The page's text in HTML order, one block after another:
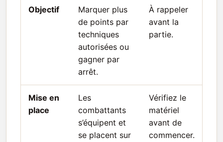
Objectif
Marquer plus
de points par
techniques
autorisées ou
gagner par
arrêt.
À rappeler
avant la
partie.
Mise en
place
Les
combattants
s’équipent et
se placent sur
Vérifiez le
matériel
avant de
commencer.